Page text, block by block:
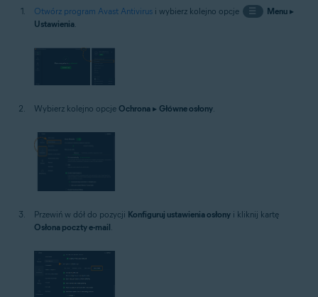
Otwórz program Avast Antivirus i wybierz kolejno opcje ☰ Menu▸
Ustawienia.
Wybierz kolejno opcje Ochrona ▸ Główne osłony.
Przewiń w dół do pozycji Konfiguruj ustawienia osłony i kliknij kartę
Osłona poczty e-mail.